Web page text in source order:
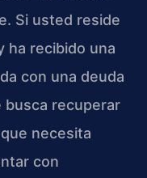
Si usted reside
ha recibido una
con una deuda
recuperar
necesita
con